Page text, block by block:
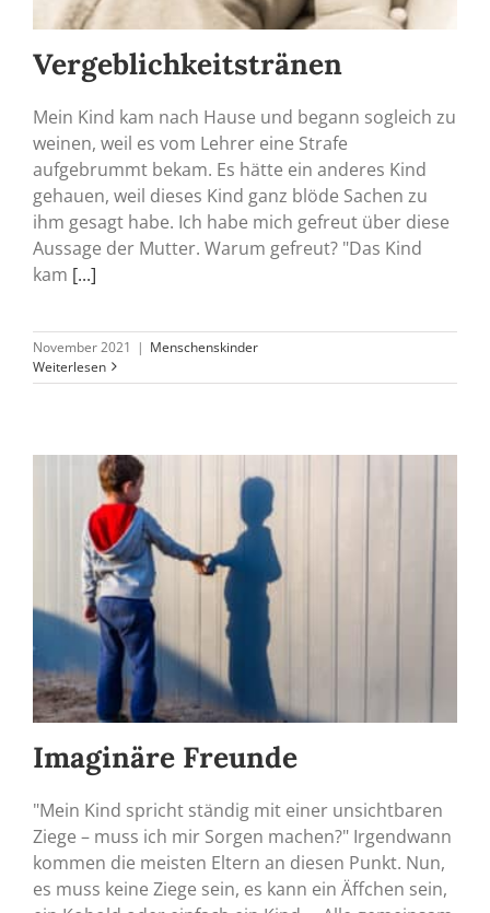
Vergeblichkeitstränen
Mein Kind kam nach Hause und begann sogleich zu
weinen, weil es vom Lehrer eine Strafe
aufgebrummt bekam. Es hätte ein anderes Kind
gehauen, weil dieses Kind ganz blöde Sachen zu
ihm gesagt habe. Ich habe mich gefreut über diese
Aussage der Mutter. Warum gefreut? "Das Kind
kam [...]
November 2021 | Menschenskinder
Weiterlesen
Imaginäre Freunde
"Mein Kind spricht ständig mit einer unsichtbaren
Ziege – muss ich mir Sorgen machen?" Irgendwann
kommen die meisten Eltern an diesen Punkt. Nun,
es muss keine Ziege sein, es kann ein Äffchen sein,